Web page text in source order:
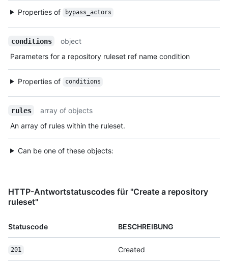
Properties of bypass_actors
conditions
object
Parameters for a repository ruleset ref name condition
Properties of conditions
rules
array of objects
An array of rules within the ruleset.
Can be one of these objects:
HTTP-Antwortstatuscodes für "Create a repository
ruleset"
Statuscode BESCHREIBUNG
201 Created